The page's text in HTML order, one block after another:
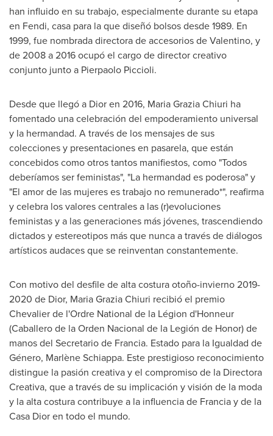
han influido en su trabajo, especialmente durante su etapa
en Fendi, casa para la que diseñó bolsos desde 1989. En
1999, fue nombrada directora de accesorios de Valentino, y
de 2008 a 2016 ocupó el cargo de director creativo
conjunto junto a Pierpaolo Piccioli.
Desde que llegó a Dior en 2016, Maria Grazia Chiuri ha
fomentado una celebración del empoderamiento universal
y la hermandad. A través de los mensajes de sus
colecciones y presentaciones en pasarela, que están
concebidos como otros tantos manifiestos, como "Todos
deberíamos ser feministas", "La hermandad es poderosa" y
"El amor de las mujeres es trabajo no remunerado*", reafirma
y celebra los valores centrales a las (r)evoluciones
feministas y a las generaciones más jóvenes, trascendiendo
dictados y estereotipos más que nunca a través de diálogos
artísticos audaces que se reinventan constantemente.
Con motivo del desfile de alta costura otoño-invierno 2019-
2020 de Dior, Maria Grazia Chiuri recibió el premio
Chevalier de l'Ordre National de la Légion d'Honneur
(Caballero de la Orden Nacional de la Legión de Honor) de
manos del Secretario de Francia. Estado para la Igualdad de
Género, Marlène Schiappa. Este prestigioso reconocimiento
distingue la pasión creativa y el compromiso de la Directora
Creativa, que a través de su implicación y visión de la moda
y la alta costura contribuye a la influencia de Francia y de la
Casa Dior en todo el mundo.